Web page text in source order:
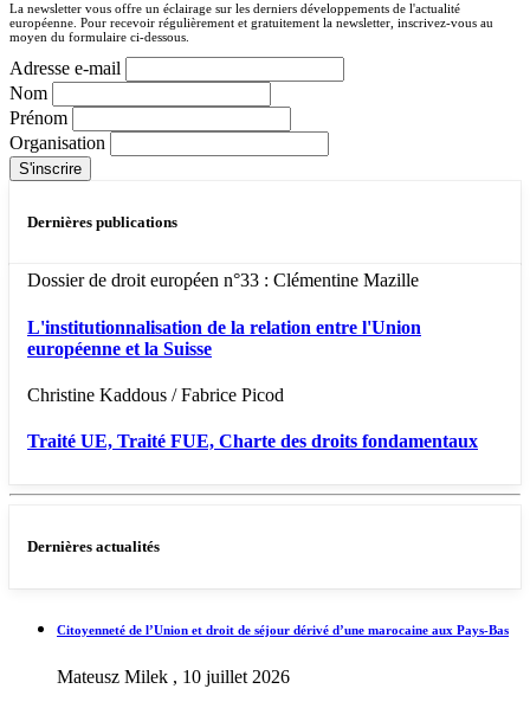
La newsletter vous offre un éclairage sur les derniers développements de l'actualité
européenne. Pour recevoir régulièrement et gratuitement la newsletter, inscrivez-vous au
moyen du formulaire ci-dessous.
Adresse e-mail
Nom
Prénom
Organisation
Dernières publications
Dossier de droit européen n°33 : Clémentine Mazille
L'institutionnalisation de la relation entre l'Union
européenne et la Suisse
Christine Kaddous / Fabrice Picod
Traité UE, Traité FUE, Charte des droits fondamentaux
Dernières actualités
Citoyenneté de l’Union et droit de séjour dérivé d’une marocaine aux Pays-Bas
Mateusz Milek , 10 juillet 2026